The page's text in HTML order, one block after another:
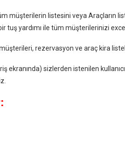
müşterilerin listesini veya Araçların
tuş yardımı ile tüm müşterilerinizi
müşterileri, rezervasyon ve araç kira
ekranında) sizlerden istenilen